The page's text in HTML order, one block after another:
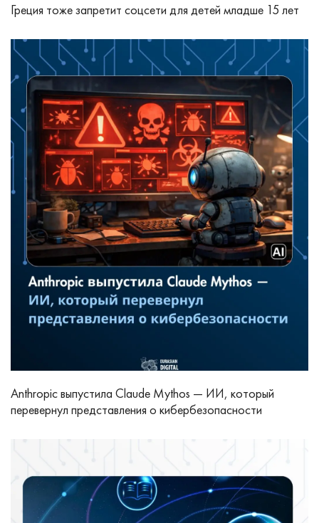
Греция тоже запретит соцсети для детей младше 15 лет
Anthropic выпустила Claude Mythos — ИИ, который
перевернул представления о кибербезопасности